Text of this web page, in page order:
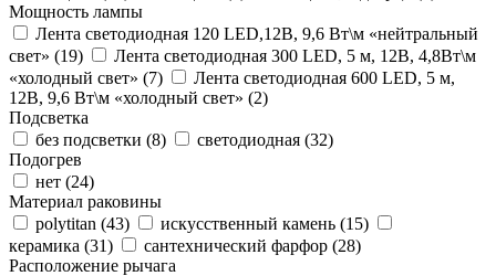
Мощность лампы
Лента светодиодная 120 LED,12В, 9,6 Вт\м «нейтральный
свет» (19)
Лента светодиодная 300 LED, 5 м, 12В, 4,8Вт\м
«холодный свет» (7)
Лента светодиодная 600 LED, 5 м,
12В, 9,6 Вт\м «холодный свет» (2)
Подсветка
без подсветки (8) светодиодная (32)
Подогрев
нет (24)
Материал раковины
polytitan (43) искусственный камень (15)
керамика (31) сантехнический фарфор (28)
Расположение рычага